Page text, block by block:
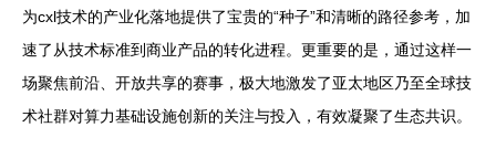
为cxl技术的产业化落地提供了宝贵的“种子”和清晰的路径参考，加
速了从技术标准到商业产品的转化进程。更重要的是，通过这样一
场聚焦前沿、开放共享的赛事，极大地激发了亚太地区乃至全球技
术社群对算力基础设施创新的关注与投入，有效凝聚了生态共识。